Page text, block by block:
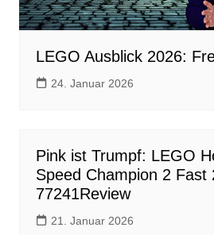
LEGO Ausblick 2026:
24. Januar 2026
Pink ist Trumpf: LEGO
Speed Champion 2 Fast
77241Review
21. Januar 2026